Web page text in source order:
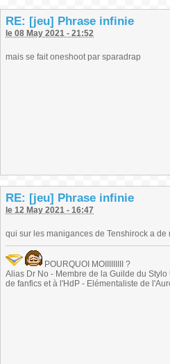
RE: [jeu] Phrase infinie
le 08 May 2021 - 21:52
mais se fait oneshoot par sparadrap
RE: [jeu] Phrase infinie
le 12 May 2021 - 16:47
qui sur les manigances de Tenshirock a de
POURQUOI MOIIIIIIIII ?
Alias Dr No - Membre de la Guilde du
de fanfics et à l'HdP - Elémentaliste de